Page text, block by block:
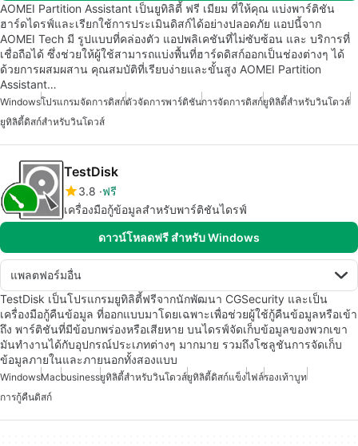
AOMEI Partition Assistant เป็นยูทิลิตี้ ฟรี เมียม ที่ให้คุณ แบ่งพาร์ติชัน
ฮาร์ดไดรฟ์และเรียกใช้การประเมินดิสก์ได้อย่างปลอดภัย แอปนี้จาก
AOMEI Tech มี รูปแบบที่คล่องตัว แอปพลิเคชันที่ไม่ซับซ้อน และ บริการที่
เชื่อถือได้ ซึ่งช่วยให้ผู้ใช้สามารถแบ่งพื้นที่ฮาร์ดดิสก์ออกเป็นช่องต่างๆ ได้
ด้วยการผสมผสาน คุณสมบัติที่เรียบง่ายและขั้นสูง AOMEI Partition
Assistant…
Windowsโปรแกรมจัดการดิสก์ตัวจัดการพาร์ติชันการจัดการดิสก์ยูทิลิตี้สำหรับวินโดวส์
ยูทิลิตี้ดิสก์สำหรับวินโดวส์
TestDisk
3.8 ฟรี
เครื่องมือกู้ข้อมูลสำหรับพาร์ติชันไดรฟ์
ดาวน์โหลดฟรี สำหรับ Windows
แพลตฟอร์มอื่น
TestDisk เป็นโปรแกรมยูทิลิตี้ฟรีจากนักพัฒนา CGSecurity และเป็น
เครื่องมือกู้คืนข้อมูล ที่ออกแบบมาโดยเฉพาะเพื่อช่วยผู้ใช้กู้คืนข้อมูลหรือเข้า
ถึง พาร์ติชันที่มีข้อบกพร่องหรือเสียหาย บนไดรฟ์จัดเก็บข้อมูลของพวกเขา
มันทำงานได้กับอุปกรณ์ประเภทต่างๆ มากมาย รวมถึงโซลูชันการจัดเก็บ
ข้อมูลภายในและภายนอกทั้งสองแบบ
WindowsMacbusinessยูทิลิตี้สำหรับวินโดวส์ยูทิลิตี้ดิสก์แข็งไฟล์รองเท้าบูท
การกู้คืนดิสก์